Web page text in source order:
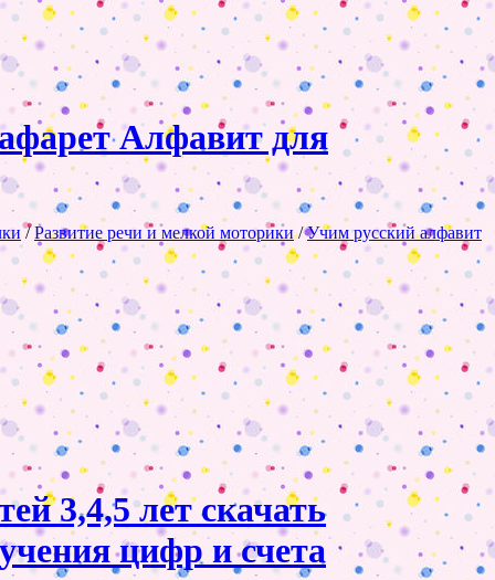
Алфавит для
/Развитие речи и мелкой моторики/Учим русский алфавит
3,4,5 лет скачать
цифр и счета